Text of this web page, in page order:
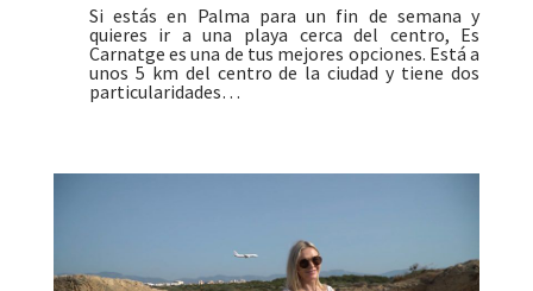
Si estás en Palma para un fin de semana y
quieres ir a una playa cerca del centro, Es
Carnatge es una de tus mejores opciones. Está a
unos 5 km del centro de la ciudad y tiene dos
particularidades…